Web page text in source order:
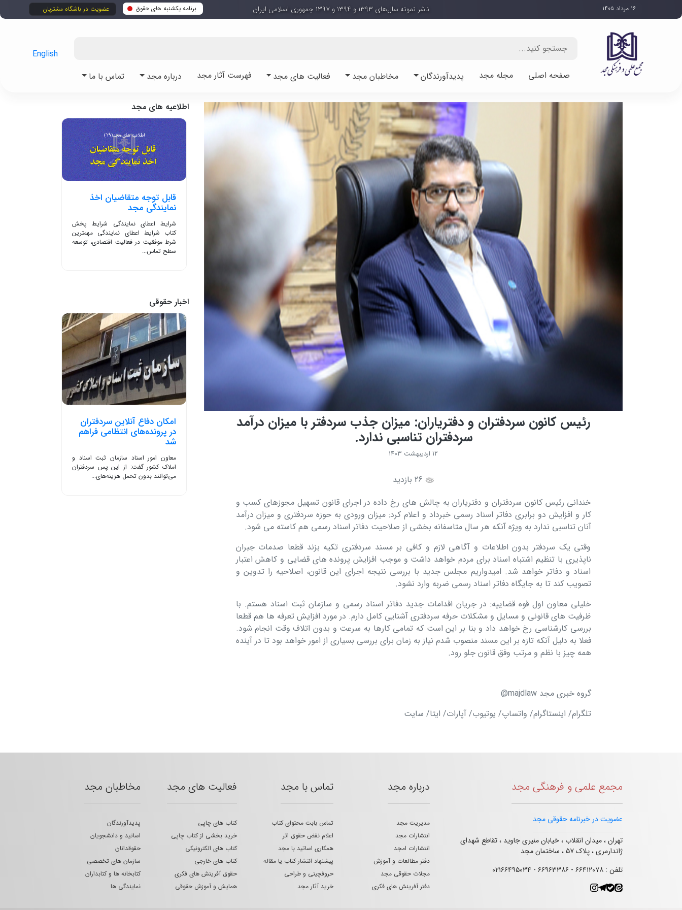
برنامه یکشنبه های حقوق عضویت در باشگاه مشتریان ۱۶ مرداد ۱۴۰۵ ناشر نمونه سال‌های ۱۳۹۳ و ۱۳۹۴ و ۱۳۹۷ جمهوری اسلامی ایران
صفحه اصلی مجله مجد پدیدآورندگان مخاطبان مجد فعالیت های مجد فهرست آثار مجد درباره مجد تماس با ما
English
رئیس کانون سردفتران و دفتریاران: میزان جذب سردفتر با میزان درآمد
سردفتران تناسبی ندارد.
۱۲ اردیبهشت ۱۴۰۳
خندانی رئیس کانون سردفتران و دفتریاران به چالش های رخ داده در اجرای قانون تسهیل مجوزهای کسب و
کار و افزایش دو برابری دفاتر اسناد رسمی خبرداد و اعلام کرد: میزان ورودی به حوزه سردفتری و میزان درآمد
آنان تناسبی ندارد به ویژه آنکه هر سال متاسفانه بخشی از صلاحیت دفاتر اسناد رسمی هم کاسته می شود.
وقتی یک سردفتر بدون اطلاعات و آگاهی لازم و کافی بر مسند سردفتری تکیه بزند قطعا صدمات جبران
ناپذیری با تنظیم اشتباه اسناد برای مردم خواهد داشت و موجب افزایش پرونده های قضایی و کاهش اعتبار
اسناد و دفاتر خواهد شد. امیدواریم مجلس جدید با بررسی نتیجه اجرای این قانون، اصلاحیه را تدوین و
تصویب کند تا به جایگاه دفاتر اسناد رسمی ضربه وارد نشود.
خلیلی معاون اول قوه قضاییه: در جریان اقدامات جدید دفاتر اسناد رسمی و سازمان ثبت اسناد هستم. با
ظرفیت های قانونی و مسایل و مشکلات حرفه سردفتری آشنایی کامل دارم. در مورد افزایش تعرفه ها هم قطعا
بررسی کارشناسی رخ خواهد داد و بنا بر این است که تمامی کارها به سرعت و بدون اتلاف وقت انجام شود.
فعلا به دلیل آنکه تازه بر این مسند منصوب شدم نیاز به زمان برای بررسی بسیاری از امور خواهد بود تا در آینده
همه چیز با نظم و مرتب وفق قانون جلو رود.
گروه خبری مجد majdlaw@
تلگرام/ اینستاگرام/ واتساپ/ یوتیوب/ آپارات/ ایتا/ سایت
اطلاعیه های مجد
قابل توجه متقاضیان اخذ
نمایندگی مجد
شرایط اعطای نمایندگی شرایط پخش
کتاب شرایط اعطای نمایندگی مهمترین
شرط موفقیت در فعالیت اقتصادی، توسعه
سطح تماس...
اخبار حقوقی
امکان دفاع آنلاین سردفتران
در پرونده‌های انتظامی فراهم
شد
معاون امور اسناد سازمان ثبت اسناد و
املاک کشور گفت: از این پس سردفتران
می‌توانند بدون تحمل هزینه‌های...
مجمع علمی و فرهنگی مجد
عضویت در خبرنامه حقوقی مجد
تهران ، میدان انقلاب ، خیابان منیری جاوید ، تقاطع شهدای
ژاندارمری ، پلاک ۵۷ ، ساختمان مجد
تلفن : ۶۶۴۱۲۰۷۸ - ۶۶۹۶۳۳۸۶ - ۰۲۱۶۶۴۹۵۰۳۴
درباره مجد
مدیریت مجد
انتشارات مجد
انتشارات امجد
دفتر مطالعات و آموزش
مجلات حقوقی مجد
دفتر آفرینش های فکری
تماس با مجد
تماس بابت محتوای کتاب
اعلام نقض حقوق اثر
همکاری اساتید با مجد
پیشنهاد انتشار کتاب یا مقاله
حروفچینی و طراحی
خرید آثار مجد
فعالیت های مجد
کتاب های چاپی
خرید بخشی از کتاب چاپی
کتاب های الکترونیکی
کتاب های خارجی
حقوق آفرینش های فکری
همایش و آموزش حقوقی
مخاطبان مجد
پدیدآورندگان
اساتید و دانشجویان
حقوقدانان
سازمان های تخصصی
کتابخانه ها و کتابداران
نمایندگی ها